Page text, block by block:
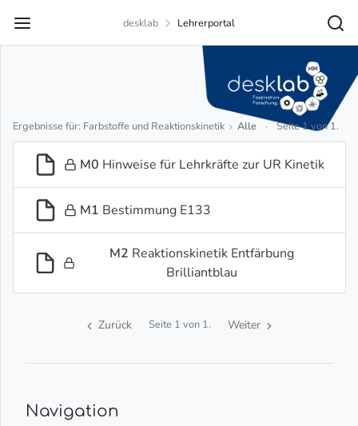
desklab Lehrerportal
Ergebnisse für: Farbstoffe und Reaktionskinetik Alle · Seite 1 von 1.
M0 Hinweise für Lehrkräfte zur UR Kinetik
M1 Bestimmung E133
M2
Brilliantblau
Zurück Seite 1 von 1. Weiter
Navigation